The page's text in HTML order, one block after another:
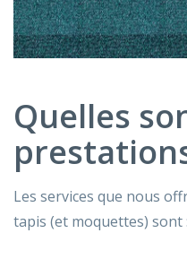
Quelles
Les services que nous
tapis (et moquettes) sont :